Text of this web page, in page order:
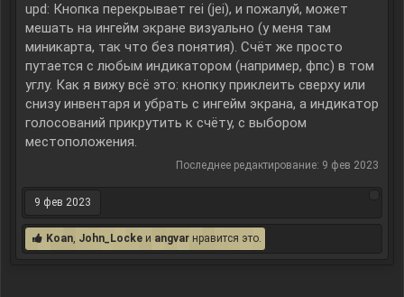
upd: Кнопка перекрывает rei (jei), и пожалуй, может
мешать на ингейм экране визуально (у меня там
миникарта, так что без понятия). Счёт же просто
путается с любым индикатором (например, фпс) в том
углу. Как я вижу всё это: кнопку приклеить сверху или
снизу инвентаря и убрать с ингейм экрана, а индикатор
голосований прикрутить к счёту, с выбором
местоположения.
Последнее редактирование: 9 фев 2023
9 фев 2023
Koan, John_Locke и angvar нравится это.